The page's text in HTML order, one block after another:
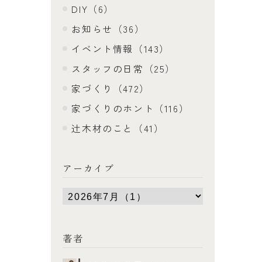
DIY（6）
お知らせ（36）
イベント情報（143）
スタッフの日常（25）
家づくり（472）
家づくりのホント（116）
辻木材のこと（41）
アーカイブ
著者